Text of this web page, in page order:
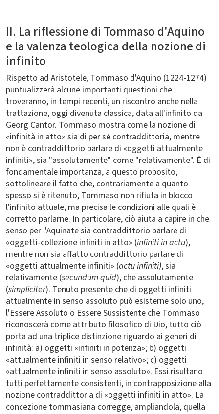
II. La riflessione di Tommaso d'Aquino
e la valenza teologica della nozione di
infinito
Rispetto ad Aristotele, Tommaso d'Aquino (1224-1274)
puntualizzerà alcune importanti questioni che
troveranno, in tempi recenti, un riscontro anche nella
trattazione, oggi divenuta classica, data all'infinito da
Georg Cantor. Tommaso mostra come la nozione di
«infinità in atto» sia di per sé contraddittoria, mentre
non è contraddittorio parlare di «oggetti attualmente
infiniti», sia "assolutamente" come "relativamente". È di
fondamentale importanza, a questo proposito,
sottolineare il fatto che, contrariamente a quanto
spesso si è ritenuto, Tommaso non rifiuta in blocco
l'infinito attuale, ma precisa le condizioni alle quali è
corretto parlarne. In particolare, ciò aiuta a capire in che
senso per l'Aquinate sia contraddittorio parlare di
«oggetti-collezione infiniti in atto» (infiniti in actu),
mentre non sia affatto contraddittorio parlare di
«oggetti attualmente infiniti» (actu infiniti), sia
relativamente (secundum quid), che assolutamente
(simpliciter). Tenuto presente che di oggetti infiniti
attualmente in senso assoluto può esisterne solo uno,
l'Essere Assoluto o Essere Sussistente che Tommaso
riconoscerà come attributo filosofico di Dio, tutto ciò
porta ad una triplice distinzione riguardo ai generi di
infinità: a) oggetti «infiniti in potenza»; b) oggetti
«attualmente infiniti in senso relativo»; c) oggetti
«attualmente infiniti in senso assoluto». Essi risultano
tutti perfettamente consistenti, in contrapposizione alla
nozione contraddittoria di «oggetti infiniti in atto». La
concezione tommasiana corregge, ampliandola, quella